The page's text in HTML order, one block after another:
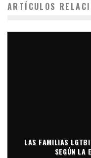
ARTÍCULOS
LAS FAMILIAS
SEGÚN LA